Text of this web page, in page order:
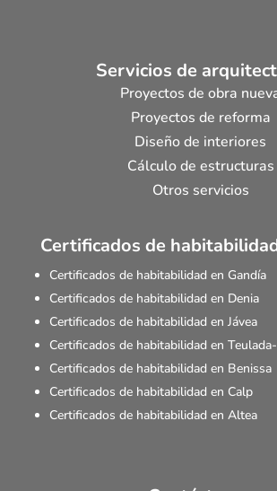
Servicios de
Proyectos de obra
Proyectos de reforma
Diseño de interiores
Cálculo de estructuras
Otros servicios
Certificados de
Certificados de habitabilidad en Gandía
Certificados de habitabilidad en Denia
Certificados de habitabilidad en Jávea
Certificados de habitabilidad en
Certificados de habitabilidad en Benissa
Certificados de habitabilidad en Calp
Certificados de habitabilidad en Altea